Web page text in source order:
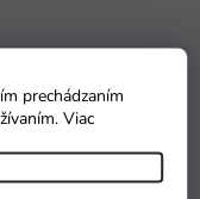
prechádzaním
Viac